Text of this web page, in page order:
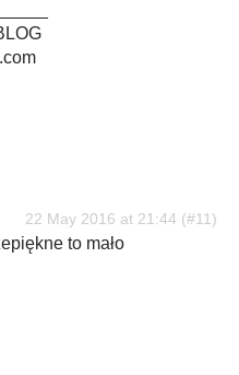
22 May 2016 at 21:44
to mało